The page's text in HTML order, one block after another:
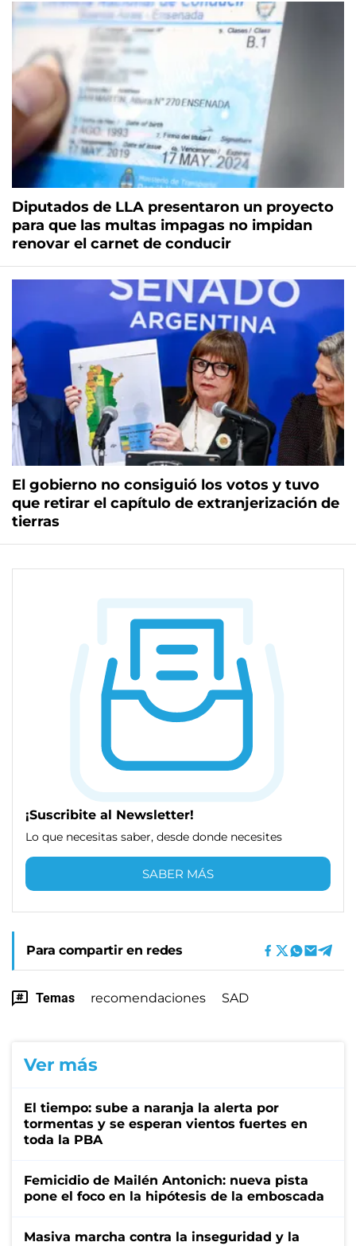
Diputados de LLA presentaron un proyecto
para que las multas impagas no impidan
renovar el carnet de conducir
El gobierno no consiguió los votos y tuvo
que retirar el capítulo de extranjerización de
tierras
¡Suscribite al Newsletter!
Lo que necesitas saber, desde donde necesites
SABER MÁS
Para compartir en redes
Temas recomendaciones SAD
Ver más
El tiempo: sube a naranja la alerta por
tormentas y se esperan vientos fuertes en
toda la PBA
Femicidio de Mailén Antonich: nueva pista
pone el foco en la hipótesis de la emboscada
Masiva marcha contra la inseguridad y la